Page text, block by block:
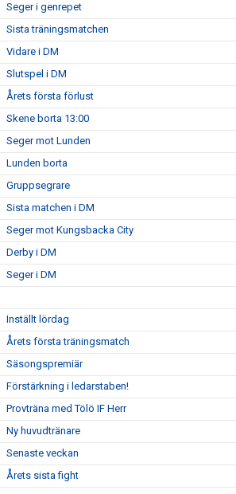
Seger i genrepet
Sista träningsmatchen
Vidare i DM
Slutspel i DM
Årets första förlust
Skene borta 13:00
Seger mot Lunden
Lunden borta
Gruppsegrare
Sista matchen i DM
Seger mot Kungsbacka City
Derby i DM
Seger i DM
Inställt lördag
Årets första träningsmatch
Säsongspremiär
Förstärkning i ledarstaben!
Provträna med Tölö IF Herr
Ny huvudtränare
Senaste veckan
Årets sista fight